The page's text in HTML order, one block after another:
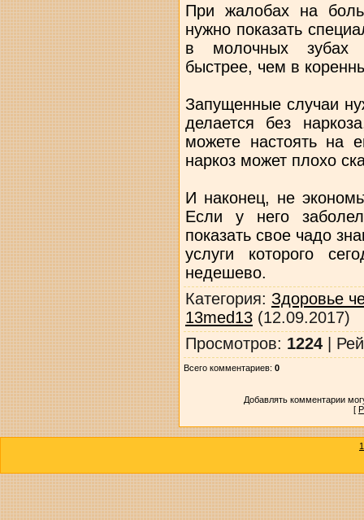
При жалобах на
нужно показать
в молочных зубах
быстрее, чем в
Запущенные случаи
делается без
можете настоять на
наркоз может плохо
И наконец, не
Если у него
показать свое чадо
услуги которого
недешево.
Категория: Здоровье
13med13(12.09.2017)
Просмотров: 1224|
Всего комментариев: 0
Добавлять комментарии
[